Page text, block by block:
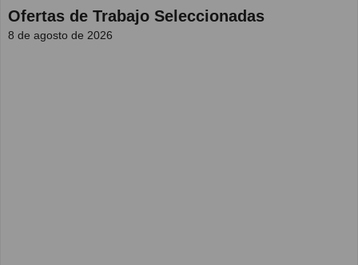
Ofertas de Trabajo Seleccionadas
8 de agosto de 2026